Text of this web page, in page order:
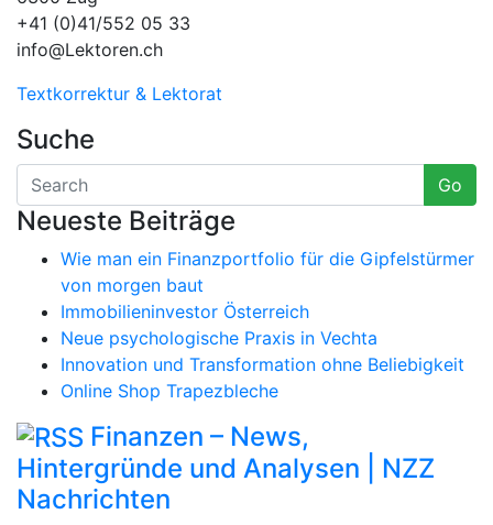
+41 (0)41/552 05 33
info@Lektoren.ch
Textkorrektur & Lektorat
Suche
Go
Neueste Beiträge
Wie man ein Finanzportfolio für die Gipfelstürmer
von morgen baut
Immobilieninvestor Österreich
Neue psychologische Praxis in Vechta
Innovation und Transformation ohne Beliebigkeit
Online Shop Trapezbleche
Finanzen – News,
Hintergründe und Analysen | NZZ
Nachrichten